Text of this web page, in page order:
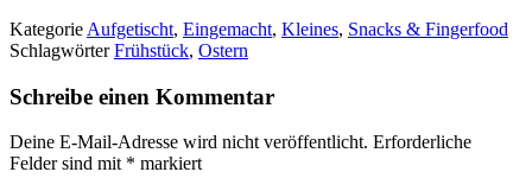
Kategorie Aufgetischt, Eingemacht, Kleines, Snacks & Fingerfood
SchlagwörterFrühstück, Ostern
Schreibe einen Kommentar
Deine E-Mail-Adresse wird nicht veröffentlicht. Erforderliche
Felder sind mit * markiert